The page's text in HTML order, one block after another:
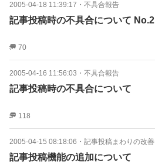
2005-04-18 11:39:17 ・ 不具合報告
記事投稿時の不具合について No.2
70
2005-04-16 11:56:03 ・ 不具合報告
記事投稿時の不具合について
118
2005-04-15 08:18:06 ・ 記事投稿まわりの改善
記事投稿機能の追加について